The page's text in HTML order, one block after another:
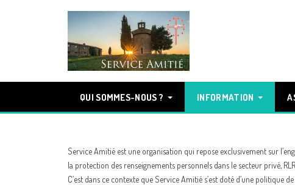
QUI SOMMES-NOUS ? INFORMATION
Service Amitié est une organisation qui repose exclusivement sur
la protection des renseignements personnels dans le secteur privé,
C’est dans ce contexte que Service Amitié s’est doté d’une politique